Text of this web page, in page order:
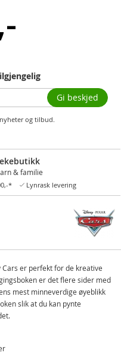
og tilbud.
Gi beskjed
& familie
* Lynrask levering
er perfekt for de kreative
er det flere sider med
mest minneverdige øyeblikk
slik at du kan pynte